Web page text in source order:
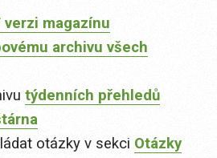
verzi magazínu
archivu všech
týdenních přehledů
otázky v sekci Otázky